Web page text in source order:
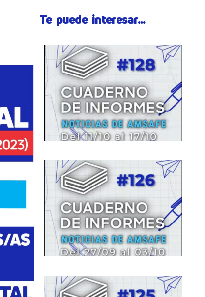
Te puede interesar...